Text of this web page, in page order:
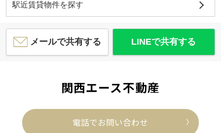
駅近賃貸物件を探す
メールで共有する LINEで共有する
関西エース不動産
電話でお問い合わせ